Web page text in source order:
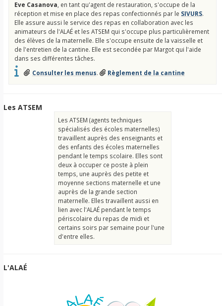
Eve Casanova, en tant qu'agent de restauration, s'occupe de la
réception et mise en place des repas confectionnés par le SIVURS.
Elle assure aussi le service des repas en collaboration avec les
animateurs de l'ALAÉ et les ATSEM qui s'occupe plus particulièrement
des élèves de la maternelle. Elle s'occupe ensuite de la vaisselle et
de l'entretien de la cantine. Elle est secondée par Margot qui l'aide
dans ses différentes tâches.
Consulter les menus. Règlement de la cantine
Les ATSEM
Les ATSEM (agents techniques
spécialisés des écoles maternelles)
travaillent auprès des enseignants et
des enfants des écoles maternelles
pendant le temps scolaire. Elles sont
deux à occuper ce poste à plein
temps, une auprès des petite et
moyenne sections maternelle et une
auprès de la grande section
maternelle. Elles travaillent aussi en
lien avec l'ALAÉ pendant le temps
périscolaire du repas de midi et
certains soirs par semaine pour l'une
d'entre elles.
L'ALAÉ